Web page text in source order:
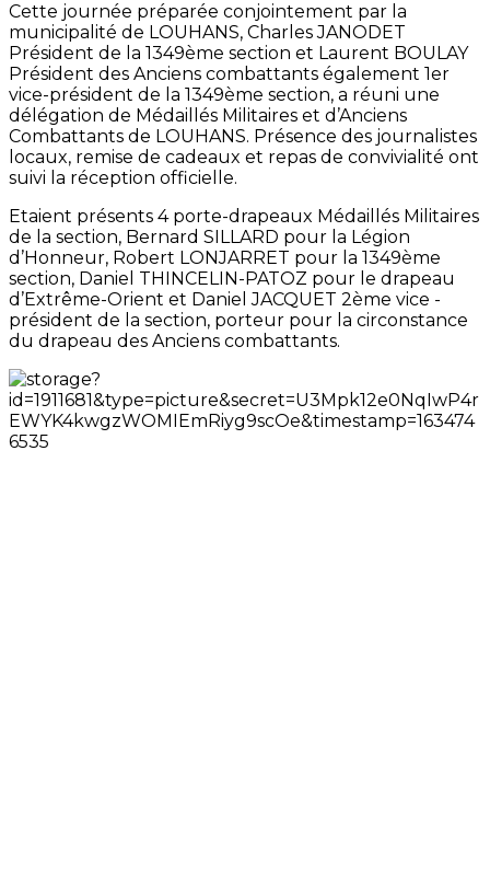
Cette journée préparée conjointement par la
municipalité de LOUHANS, Charles JANODET
Président de la 1349ème section et Laurent BOULAY
Président des Anciens combattants également 1er
vice-président de la 1349ème section, a réuni une
délégation de Médaillés Militaires et d’Anciens
Combattants de LOUHANS. Présence des journalistes
locaux, remise de cadeaux et repas de convivialité ont
suivi la réception officielle.
Etaient présents 4 porte-drapeaux Médaillés Militaires
de la section, Bernard SILLARD pour la Légion
d’Honneur, Robert LONJARRET pour la 1349ème
section, Daniel THINCELIN-PATOZ pour le drapeau
d’Extrême-Orient et Daniel JACQUET 2ème vice -
président de la section, porteur pour la circonstance
du drapeau des Anciens combattants.